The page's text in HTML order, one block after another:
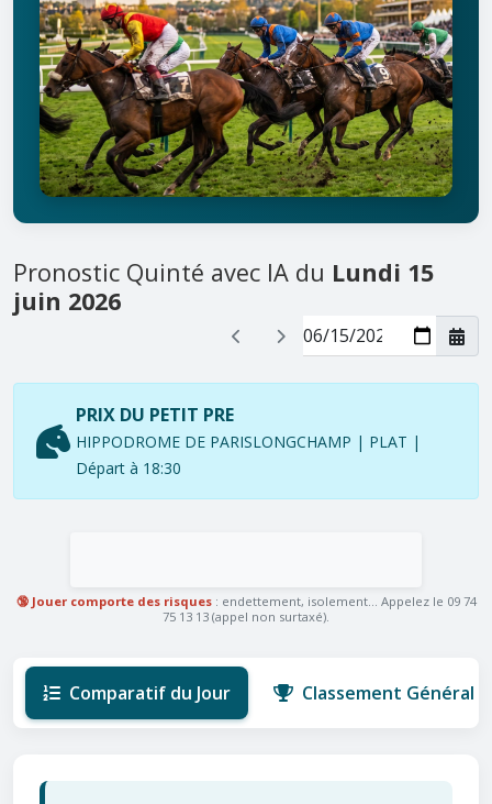
Pronostic Quinté avec IA du Lundi 15
juin 2026
PRIX DU PETIT PRE
HIPPODROME DE PARISLONGCHAMP | PLAT |
Départ à 18:30
🔞 Jouer comporte des risques: endettement, isolement... Appelez le 09 74
75 13 13 (appel non surtaxé).
Comparatif du Jour Classement Général